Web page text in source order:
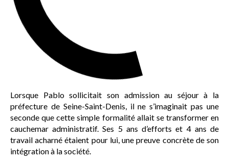
Lorsque Pablo sollicitait son admission au séjour à la
préfecture de Seine-Saint-Denis, il ne s’imaginait pas une
seconde que cette simple formalité allait se transformer en
cauchemar administratif. Ses 5 ans d’efforts et 4 ans de
travail acharné étaient pour lui, une preuve concrète de son
intégration à la société.